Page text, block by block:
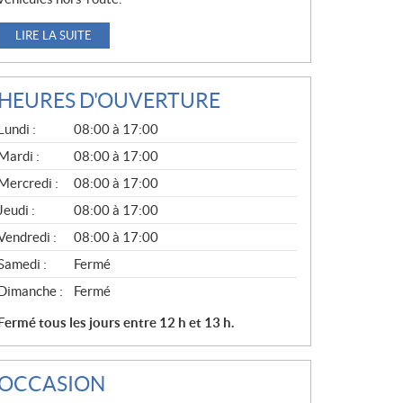
LIRE LA SUITE
HEURES D'OUVERTURE
Lundi :
08:00 à 17:00
Mardi :
08:00 à 17:00
Mercredi :
08:00 à 17:00
:
08:00 à 17:00
:
08:00 à 17:00
:
Fermé
Dimanche :
Fermé
Fermé tous les jours entre 12 h et 13 h.